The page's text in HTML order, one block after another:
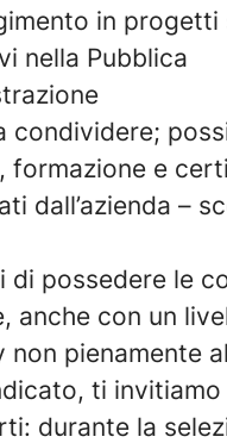
in
nella Pubblica
condividere;
formazione e
dall’azienda –
di possedere le
anche con un
non pienamente
ti invitiamo
durante la